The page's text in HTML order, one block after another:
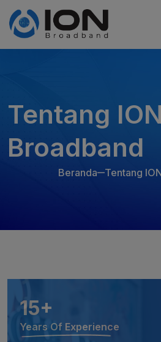
Tentang ION
Broadband
Beranda Tentang
15+
Years Of Experience